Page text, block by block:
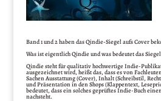
Band 1 und 2 haben das Qindie-Siegel aufs Cover
Was ist eigentlich Qindie und was bedeutet das
Qindie steht für qualitativ hochwertige Indie-
ausgezeichnet wird, heißt das, dass es von
Sachen Ausstattung (Cover), Inhalt (Schreibstil,
und Präsentation in den Shops (Klappentext,
bedeutet, dass ein solches geprüftes Indie-Buch
nachsteht.